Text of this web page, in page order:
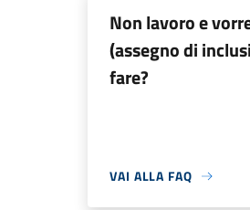
Non lavoro e
(assegno di
fare?
VAI ALLA FAQ